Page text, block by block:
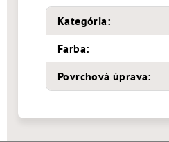
Kategória:
Farba:
Povrchová úprava: